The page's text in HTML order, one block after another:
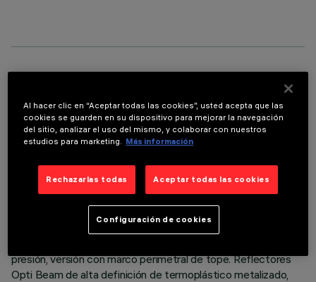
ÚLTIMA ACTUALIZACIÓN: 05/08/2026
DESCRIPCIÓN
Luminaria miniaturizada empotrable lineal con 5 elementos
ópticos para lámparas led - ópticas fijas No obstante las
dimensiones supercompactas del producto, la tecnología
patentada del sistema óptico garantiza un flujo eficaz y un
elevado confort visual con deslumbramiento controlado.
presión, versión con marco perimetral de tope. Reflectores
Opti Beam de alta definición de termoplástico metalizado,
Al hacer clic en “Aceptar todas las cookies”, usted acepta que las
cookies se guarden en su dispositivo para mejorar la navegación
del sitio, analizar el uso del mismo, y colaborar con nuestros
estudios para marketing.
Más información
Rechazarlas todas Aceptar todas las cookies
Configuración de cookies